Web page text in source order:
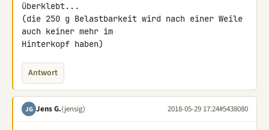
überklebt...
(die 250 g Belastbarkeit wird nach einer Weile
auch keiner mehr im
Hinterkopf haben)
Antwort
JG Jens G.(jensig) 2018-05-29 17:24#5438080